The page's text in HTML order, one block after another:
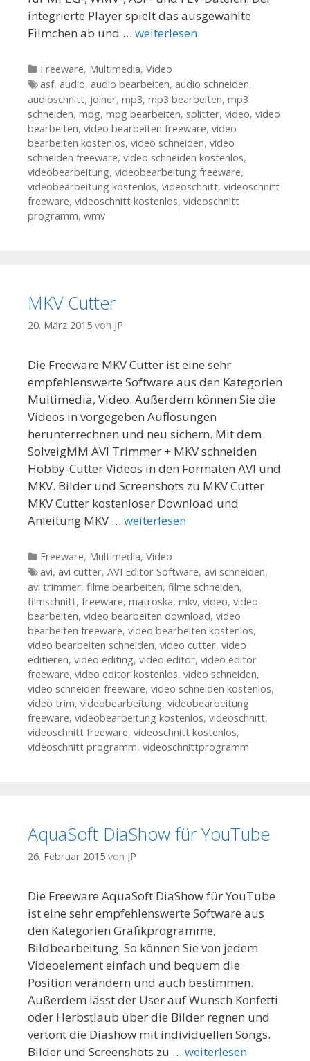
integrierte Player spielt das ausgewählte
Filmchen ab und … weiterlesen
Kategorien
Freeware, Multimedia, Video
Tags
asf, audio, audio bearbeiten, audio schneiden,
audioschnitt, joiner, mp3, mp3 bearbeiten, mp3
schneiden, mpg, mpg bearbeiten, splitter, video, video
bearbeiten, video bearbeiten freeware, video
bearbeiten kostenlos, video schneiden, video
schneiden freeware, video schneiden kostenlos,
videobearbeitung, videobearbeitung freeware,
videobearbeitung kostenlos, videoschnitt, videoschnitt
freeware, videoschnitt kostenlos, videoschnitt
programm, wmv
MKV Cutter
20. März 2015 von JP
Die Freeware MKV Cutter ist eine sehr
empfehlenswerte Software aus den Kategorien
Multimedia, Video. Außerdem können Sie die
Videos in vorgegeben Auflösungen
herunterrechnen und neu sichern. Mit dem
SolveigMM AVI Trimmer + MKV schneiden
Hobby-Cutter Videos in den Formaten AVI und
MKV. Bilder und Screenshots zu MKV Cutter
MKV Cutter kostenloser Download und
Anleitung MKV … weiterlesen
Kategorien
Freeware, Multimedia, Video
Tags
avi, avi cutter, AVI Editor Software, avi schneiden,
avi trimmer, filme bearbeiten, filme schneiden,
filmschnitt, freeware, matroska, mkv, video, video
bearbeiten, video bearbeiten download, video
bearbeiten freeware, video bearbeiten kostenlos,
video bearbeiten schneiden, video cutter, video
editieren, video editing, video editor, video editor
freeware, video editor kostenlos, video schneiden,
video schneiden freeware, video schneiden kostenlos,
video trim, videobearbeitung, videobearbeitung
freeware, videobearbeitung kostenlos, videoschnitt,
videoschnitt freeware, videoschnitt kostenlos,
videoschnitt programm, videoschnittprogramm
AquaSoft DiaShow für YouTube
26. Februar 2015 von JP
Die Freeware AquaSoft DiaShow für YouTube
ist eine sehr empfehlenswerte Software aus
den Kategorien Grafikprogramme,
Bildbearbeitung. So können Sie von jedem
Videoelement einfach und bequem die
Position verändern und auch bestimmen.
Außerdem lässt der User auf Wunsch Konfetti
oder Herbstlaub über die Bilder regnen und
vertont die Diashow mit individuellen Songs.
Bilder und Screenshots zu … weiterlesen